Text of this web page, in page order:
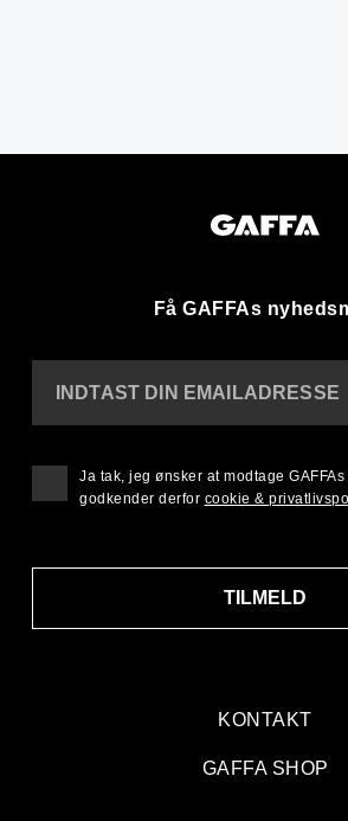
Få GAFFAs
KONTAKT
GAFFA SHOP
INDTAST DIN EMAILADRESSE
TILMELD
Ja tak, jeg ønsker at modtage
godkender derfor cookie &